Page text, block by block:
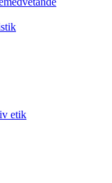
etik